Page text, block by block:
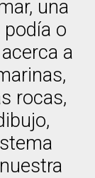
una
o
a
rocas,